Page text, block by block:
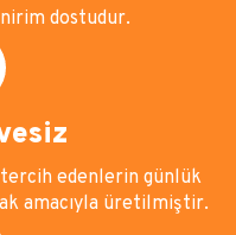
dostudur.
tercih edenlerin günlük
amacıyla üretilmiştir.